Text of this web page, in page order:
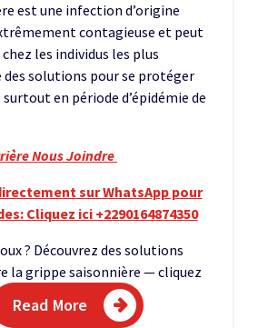
est une infection d’origine
contagieuse et peut
les individus les plus
solutions pour se protéger
en période d’épidémie de
Nous Joindre
sur WhatsApp pour
Cliquez ici +2290164874350
? Découvrez des solutions
la grippe saisonnière — cliquez
Read More